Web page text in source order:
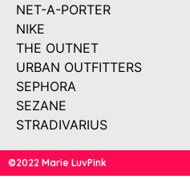
NET-A-PORTER
NIKE
THE OUTNET
URBAN OUTFITTERS
SEPHORA
SEZANE
STRADIVARIUS
©2022 Marie LuvPink